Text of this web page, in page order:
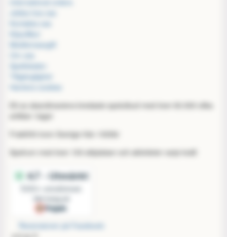
Kontakta oss
Medlemsavgift
Spellokalen
Tillgänglighet
Hantera cookies
Ett av skandinaviens bredaste spelutbud med över 60.000 olika
artiklar i lager
Fraktfritt inom Sverige från 1000kr
Spelrum med över 100 sittplatser och aktiviteter varje kväll
Recensioner på Facebook: